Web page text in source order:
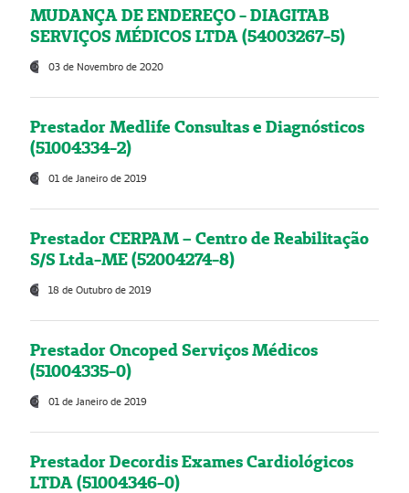
MUDANÇA DE ENDEREÇO - DIAGITAB
SERVIÇOS MÉDICOS LTDA (54003267-5)
03 de Novembro de 2020
Prestador Medlife Consultas e Diagnósticos
(51004334-2)
01 de Janeiro de 2019
Prestador CERPAM – Centro de Reabilitação
S/S Ltda-ME (52004274-8)
18 de Outubro de 2019
Prestador Oncoped Serviços Médicos
(51004335-0)
01 de Janeiro de 2019
Prestador Decordis Exames Cardiológicos
LTDA (51004346-0)